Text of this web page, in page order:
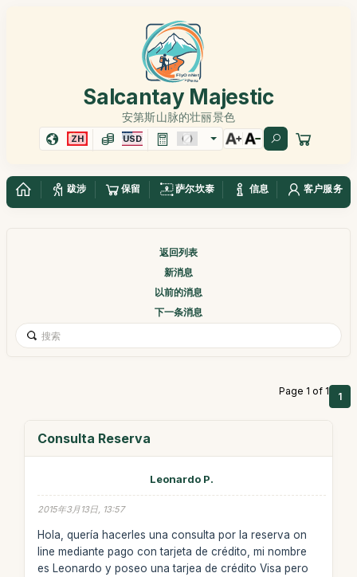
Salcantay Majestic
安第斯山脉的壮丽景色
ZH USD
跋涉 保留 萨尔坎泰 信息 客户服务
返回列表
新消息
以前的消息
下一条消息
Page 1 of 1 1
Consulta Reserva
Leonardo P.
2015年3月13日, 13:57
Hola, quería hacerles una consulta por la reserva on
line mediante pago con tarjeta de crédito, mi nombre
es Leonardo y poseo una tarjea de crédito Visa pero